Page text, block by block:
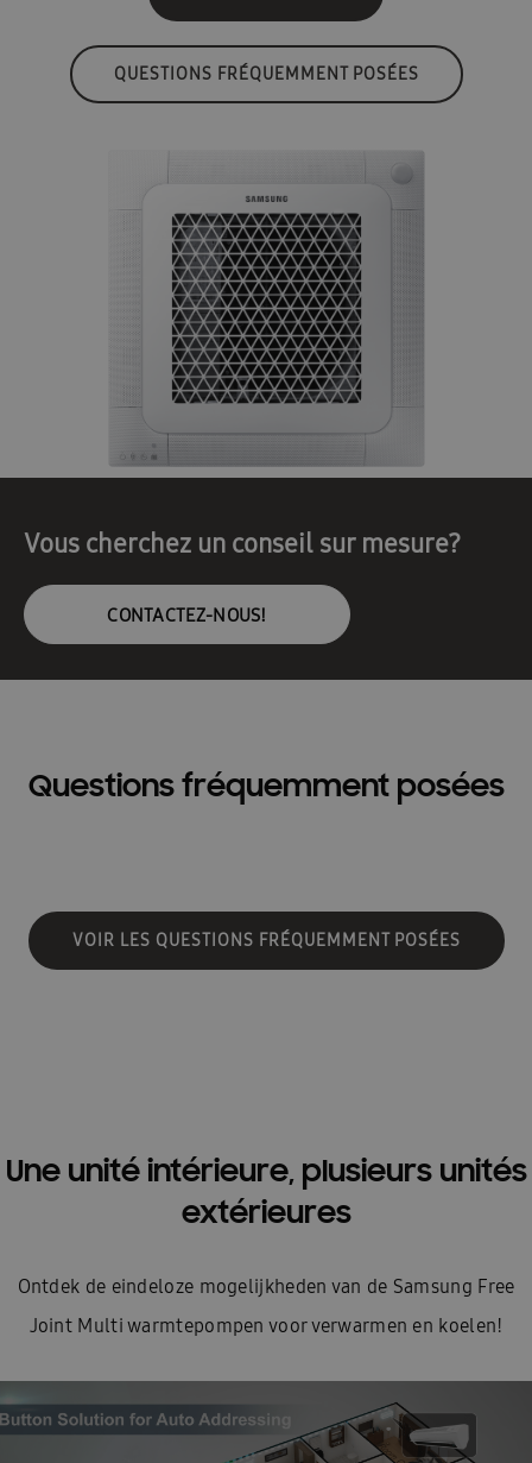
QUESTIONS FRÉQUEMMENT POSÉES
Vous cherchez un conseil sur mesure?
CONTACTEZ-NOUS!
Questions fréquemment posées
VOIR LES QUESTIONS FRÉQUEMMENT POSÉES
Une unité intérieure, plusieurs unités
extérieures
Ontdek de eindeloze mogelijkheden van de Samsung Free
Joint Multi warmtepompen voor verwarmen en koelen!